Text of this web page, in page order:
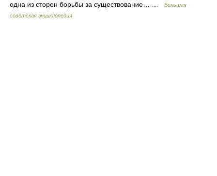
одна из сторон борьбы за существование… …
Большая
советская энциклопедия